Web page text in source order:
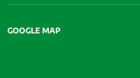
GOOGLE MAP